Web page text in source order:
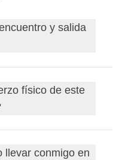
y salida
. El primer día nos
compañeros de viaje,
físico de este
requieren de
llevar conmigo en